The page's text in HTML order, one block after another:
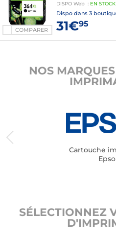
COMPARER
DISPO Web : EN STOCK
Dispo dans 3
31€95
NOS
Cartouche
SÉLECTIONNEZ